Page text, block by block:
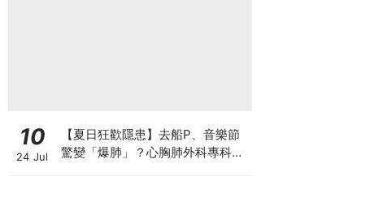
10
24 Jul
【夏日狂歡隱患】去船P、音樂節
驚變「爆肺」？心胸肺外科專科醫